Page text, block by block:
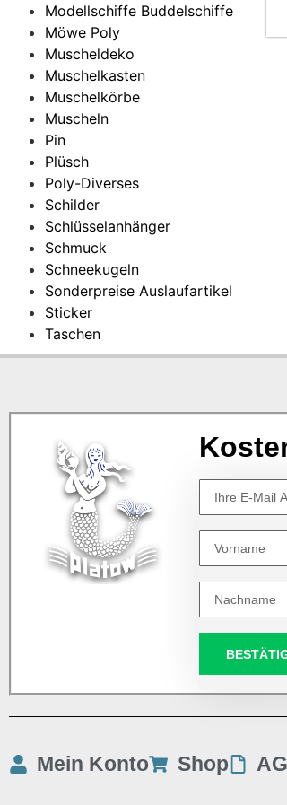
Modellschiffe Buddelschiffe
Möwe Poly
Muscheldeko
Muschelkasten
Muschelkörbe
Muscheln
Pin
Plüsch
Poly-Diverses
Schilder
Schlüsselanhänger
Schmuck
Schneekugeln
Sonderpreise Auslaufartikel
Sticker
Taschen
Mein Konto Shop